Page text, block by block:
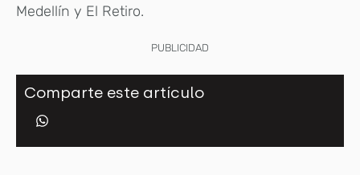
Medellín y El Retiro.
PUBLICIDAD
Comparte este artículo